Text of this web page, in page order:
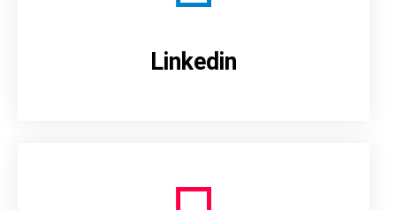
Linkedin